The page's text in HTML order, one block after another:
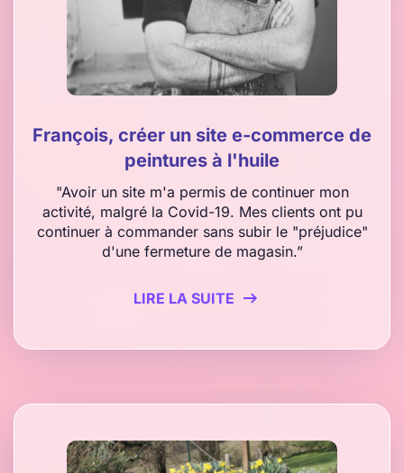
François, créer un site e-commerce de
peintures à l'huile
"Avoir un site m'a permis de continuer mon
activité, malgré la Covid-19. Mes clients ont pu
continuer à commander sans subir le "préjudice"
d'une fermeture de magasin.”
LIRE LA SUITE 